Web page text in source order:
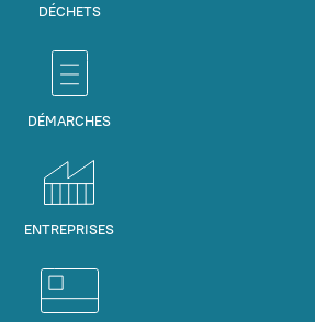
DÉCHETS
DÉMARCHES
ENTREPRISES